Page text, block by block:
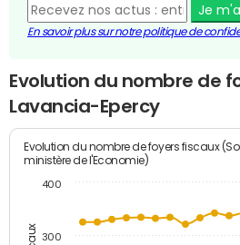
Je
En savoir plus sur notre politique de
Evolution du nombre de
Lavancia-Epercy
Evolution du nombre de foyers fiscaux
ministère de l'Economie)
300
400